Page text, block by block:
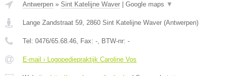
Antwerpen » Sint Katelijne Waver Google maps ▼
Lange Zandstraat 59, 2860 Sint Katelijne Waver (Antwerpen)
Tel: 0476/65.68.46, Fax: -, BTW-nr: -
E-mail › Logopediepraktijk Caroline Vos